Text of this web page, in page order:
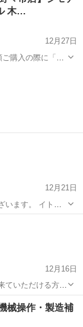
木…
12月27日
12月21日
、リビングやワ
。 【サイ
12月16日
ける方
テーブル
械操作・製造補